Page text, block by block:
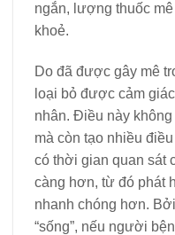
ngắn, lượng thuốc
khoẻ.
Do đã được gây mê
loại bỏ được cảm
nhân. Điều này
mà còn tạo nhiều
có thời gian quan sát
càng hơn, từ đó phát
nhanh chóng hơn.
“sống”, nếu người